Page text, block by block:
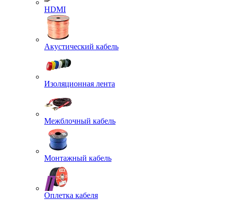
HDMI
Акустический кабель
Изоляционная лента
Межблочный кабель
Монтажный кабель
Оплетка кабеля